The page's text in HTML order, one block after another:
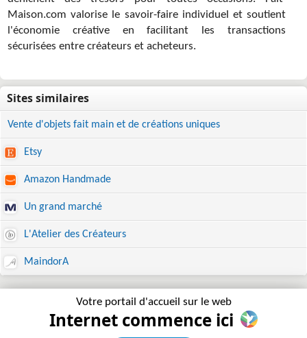
Maison.com valorise le savoir-faire individuel et soutient
l'économie créative en facilitant les transactions
sécurisées entre créateurs et acheteurs.
Vente d'objets fait main et de créations uniques
Etsy
Amazon Handmade
Un grand marché
L'Atelier des Créateurs
MaindorA
Votre portail d'accueil sur le web
Internet commence ici